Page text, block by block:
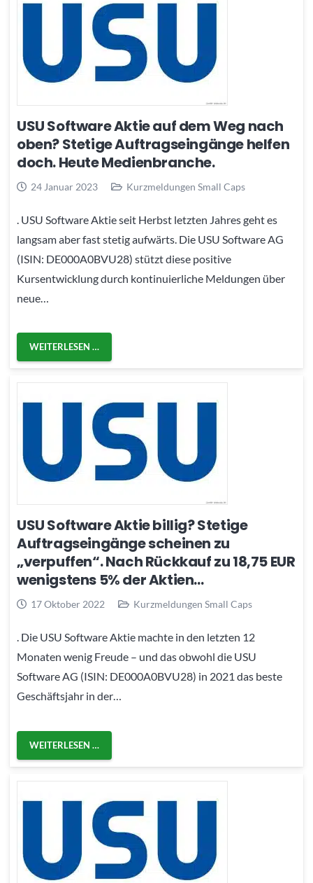
USU Software Aktie auf dem Weg nach
oben? Stetige Auftragseingänge helfen
doch. Heute Medienbranche.
24 Januar 2023 Kurzmeldungen Small Caps
. USU Software Aktie seit Herbst letzten Jahres geht es
langsam aber fast stetig aufwärts. Die USU Software AG
(ISIN: DE000A0BVU28) stützt diese positive
Kursentwicklung durch kontinuierliche Meldungen über
neue…
WEITERLESEN …
USU Software Aktie billig? Stetige
Auftragseingänge scheinen zu
„verpuffen“. Nach Rückkauf zu 18,75 EUR
wenigstens 5% der Aktien…
17 Oktober 2022 Kurzmeldungen Small Caps
. Die USU Software Aktie machte in den letzten 12
Monaten wenig Freude – und das obwohl die USU
Software AG (ISIN: DE000A0BVU28) in 2021 das beste
Geschäftsjahr in der…
WEITERLESEN …